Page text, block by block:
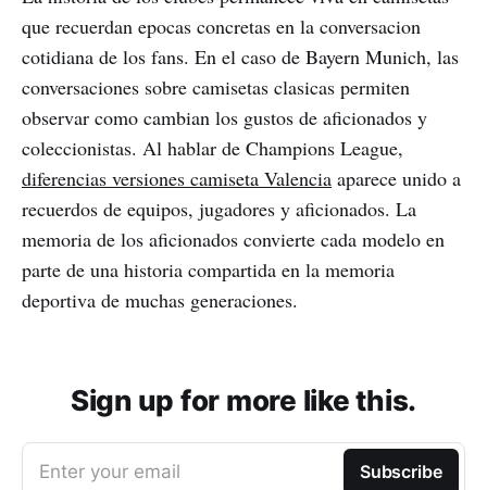
que recuerdan epocas concretas en la conversacion
cotidiana de los fans. En el caso de Bayern Munich, las
conversaciones sobre camisetas clasicas permiten
observar como cambian los gustos de aficionados y
coleccionistas. Al hablar de Champions League,
diferencias versiones camiseta Valencia aparece unido a
recuerdos de equipos, jugadores y aficionados. La
memoria de los aficionados convierte cada modelo en
parte de una historia compartida en la memoria
deportiva de muchas generaciones.
Sign up for more like this.
Enter your email Subscribe